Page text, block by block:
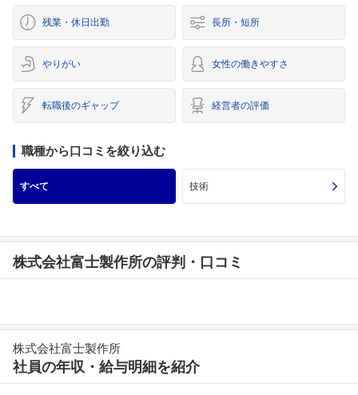
残業・休日出勤 長所・短所
やりがい 女性の働きやすさ
転職後のギャップ 経営者の評価
職種から口コミを絞り込む
すべて 技術
株式会社富士製作所の評判・口コミ
株式会社富士製作所
社員の年収・給与明細を紹介